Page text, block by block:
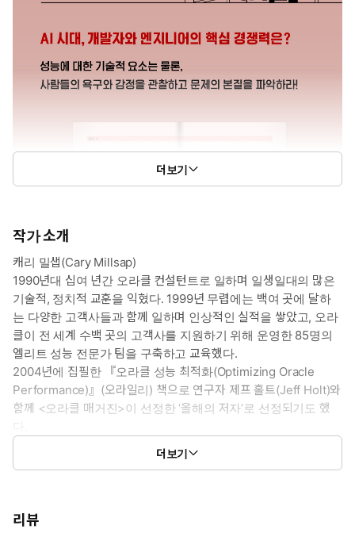
더보기
작가 소개
캐리 밀샙(Cary Millsap)
1990년대 십여 년간 오라클 컨설턴트로 일하며 일생일대의 많은
기술적, 정치적 교훈을 익혔다. 1999년 무렵에는 백여 곳에 달하
는 다양한 고객사들과 함께 일하며 인상적인 실적을 쌓았고, 오라
클이 전 세계 수백 곳의 고객사를 지원하기 위해 운영한 85명의
엘리트 성능 전문가 팀을 구축하고 교육했다.
2004년에 집필한 『오라클 성능 최적화(Optimizing Oracle
Performance)』(오라일리) 책으로 연구자 제프 홀트(Jeff Holt)와
함께 <오라클 매거진>이 선정한 ‘올해의 저자’로 선정되기도 했
다.
2008년에는 메서드R사(Method R Corporation)를 설립해서 전
세계 굴지 고객사들을 대상으로 서비스를 제공하며, 수천 개의 오라
각종 공개 행사에서의 강연 등을 통해 수천 명의 정보기술 전문가들
더보기
리뷰